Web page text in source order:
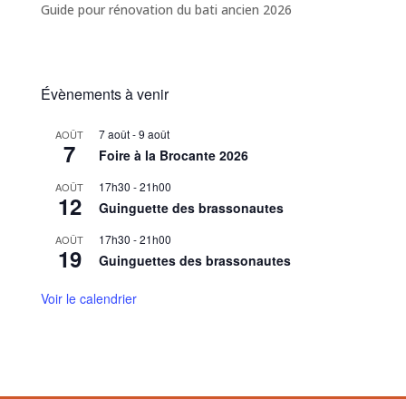
Guide pour rénovation du bati ancien 2026
Évènements à venir
AOÛT
7
7 août-9 août
Foire à la Brocante 2026
AOÛT
12
17h30 -21h00
Guinguette des brassonautes
AOÛT
19
17h30 -21h00
Guinguettes des brassonautes
Voir le calendrier